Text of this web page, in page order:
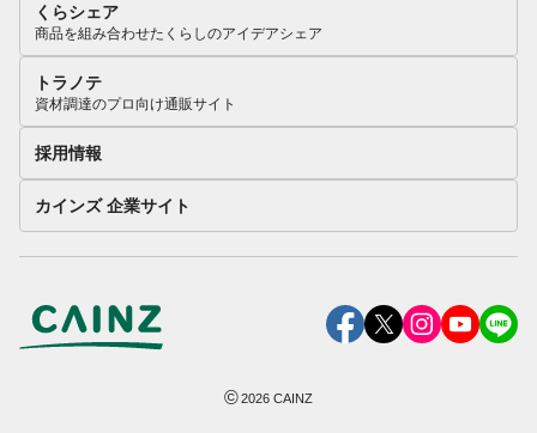
くらシェア
商品を組み合わせたくらしのアイデアシェア
トラノテ
資材調達のプロ向け通販サイト
採用情報
カインズ 企業サイト
©2026 CAINZ